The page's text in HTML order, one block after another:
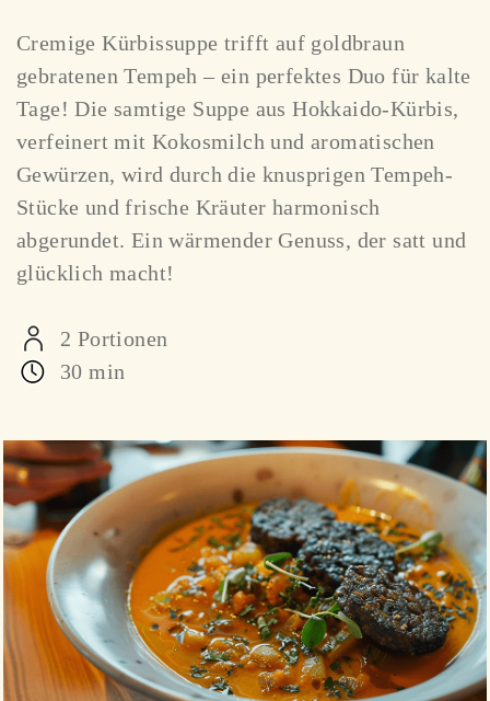
Cremige Kürbissuppe trifft auf goldbraun
gebratenen Tempeh – ein perfektes Duo für kalte
Tage! Die samtige Suppe aus Hokkaido-Kürbis,
verfeinert mit Kokosmilch und aromatischen
Gewürzen, wird durch die knusprigen Tempeh-
Stücke und frische Kräuter harmonisch
abgerundet. Ein wärmender Genuss, der satt und
glücklich macht!
2 Portionen
30 min